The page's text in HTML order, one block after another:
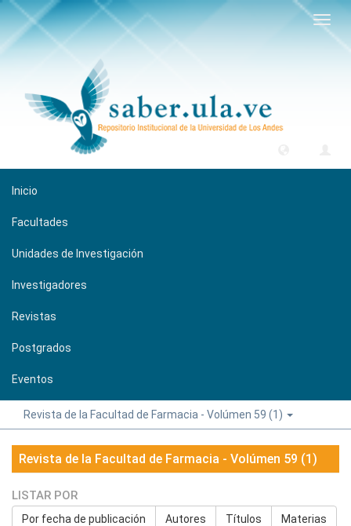
Inicio
Facultades
Unidades de Investigación
Investigadores
Revistas
Postgrados
Eventos
Revista de la Facultad de Farmacia - Volúmen 59 (1)
Revista de la Facultad de Farmacia - Volúmen 59 (1)
LISTAR POR
Por fecha de publicación Autores Títulos Materias